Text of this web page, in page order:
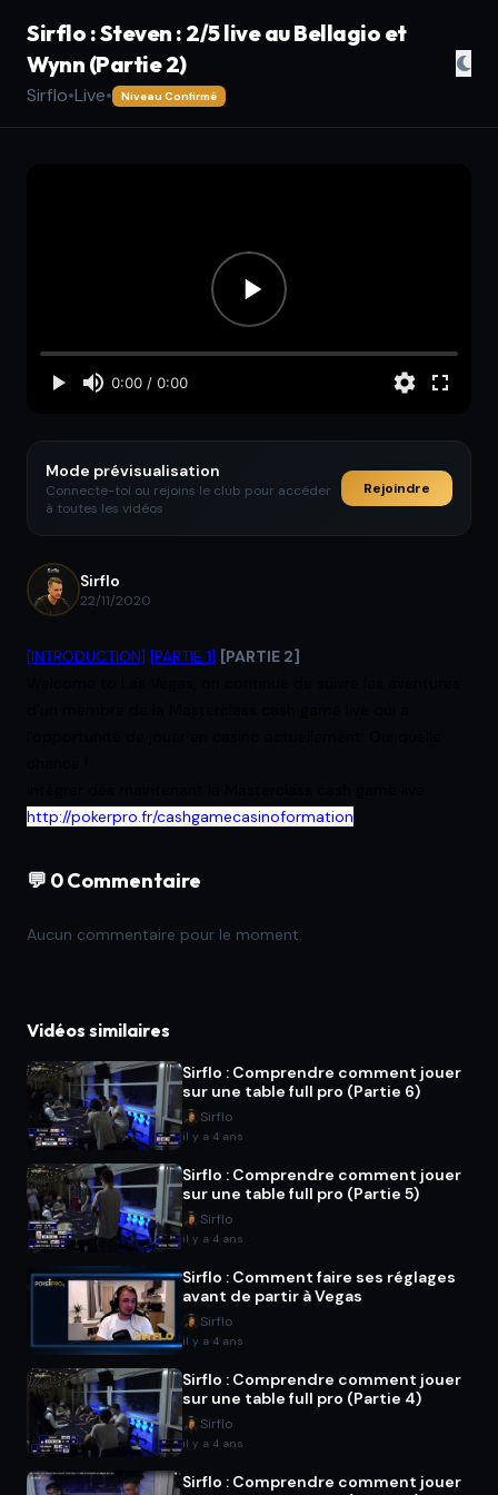
Sirflo : Steven : 2/5 live au Bellagio et
Wynn (Partie 2)
Sirflo•Live• Niveau Confirmé
Mode prévisualisation
Connecte-toi ou rejoins le club pour accéder
à toutes les vidéos
Rejoindre
Sirflo
22/11/2020
[INTRODUCTION] [PARTIE 1] [PARTIE 2]
http://pokerpro.fr/cashgamecasinoformation
💬 0 Commentaire
Aucun commentaire pour le moment.
Vidéos similaires
Sirflo : Comprendre comment jouer
sur une table full pro (Partie 6)
Sirflo
il y a 4 ans
Sirflo : Comprendre comment jouer
sur une table full pro (Partie 5)
Sirflo
il y a 4 ans
Sirflo : Comment faire ses réglages
avant de partir à Vegas
Sirflo
il y a 4 ans
Sirflo : Comprendre comment jouer
sur une table full pro (Partie 4)
Sirflo
il y a 4 ans
Sirflo : Comprendre comment jouer